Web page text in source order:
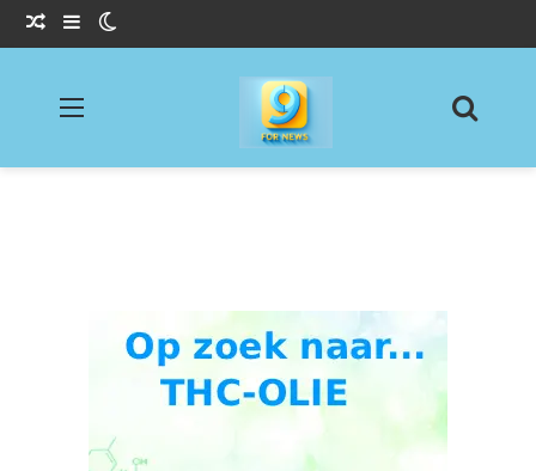
Willekeurig Artikel
Sidebar